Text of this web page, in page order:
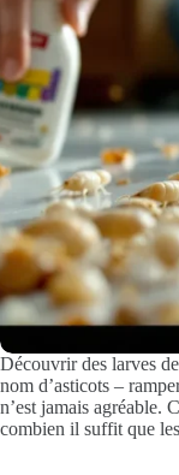
Découvrir des larves
nom d’asticots –
n’est jamais agréable.
combien il suffit que